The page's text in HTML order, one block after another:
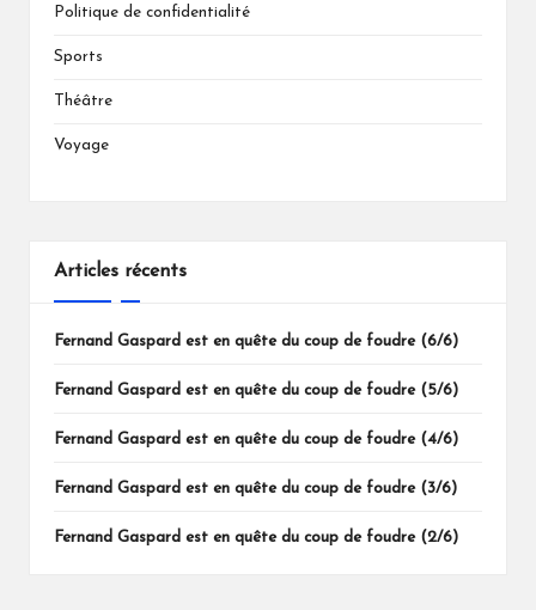
Politique de confidentialité
Sports
Théâtre
Voyage
Articles récents
Fernand Gaspard est en quête du coup de foudre (6/6)
Fernand Gaspard est en quête du coup de foudre (5/6)
Fernand Gaspard est en quête du coup de foudre (4/6)
Fernand Gaspard est en quête du coup de foudre (3/6)
Fernand Gaspard est en quête du coup de foudre (2/6)